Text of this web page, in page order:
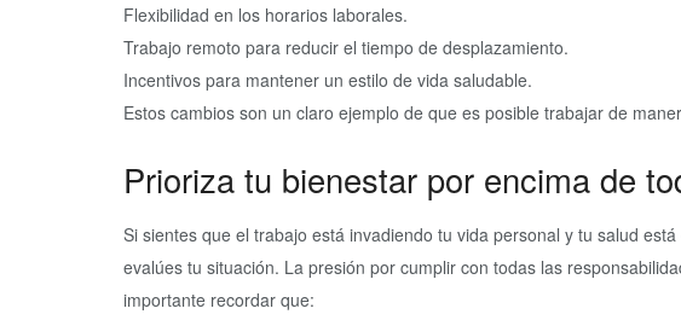
Flexibilidad en los horarios laborales.
Trabajo remoto para reducir el tiempo de desplazamiento.
Incentivos para mantener un estilo de vida saludable.
Estos cambios son un claro ejemplo de que es posible trabajar de
Prioriza tu bienestar por encima de
Si sientes que el trabajo está invadiendo tu vida personal y tu salud
evalúes tu situación. La presión por cumplir con todas las
importante recordar que: